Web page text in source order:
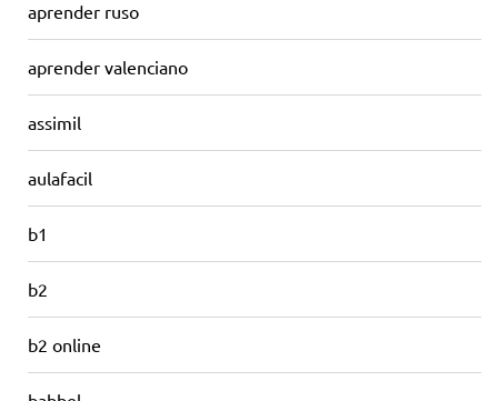
aprender ruso
aprender valenciano
assimil
aulafacil
b1
b2
b2 online